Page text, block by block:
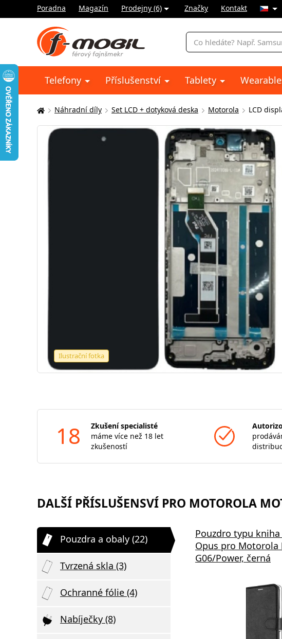
Poradna Magazín Prodejny (6) Značky Kontakt
Vyhledávání
Telefony Příslušenství Tablety
Zde
se
nacházíte:
Náhradní díly Set LCD + dotyková deska Motorola LCD
Ilustrační fotka
18
Zkušení specialisté
máme více než 18 let
zkušeností
DALŠÍ PŘÍSLUŠENSVÍ PRO MOTOROLA
Pouzdra a obaly (22)
Tvrzená skla (3)
Ochranné fólie (4)
Nabíječky (8)
Pouzdro typu kniha
Opus pro Motorola
G06/Power, černá